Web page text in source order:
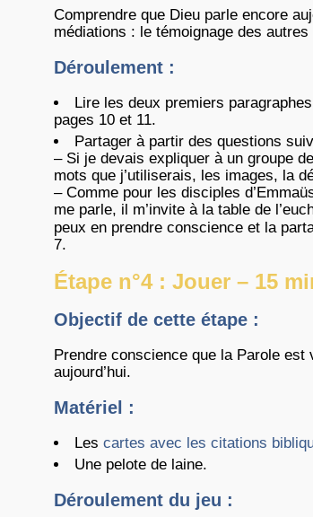
Comprendre que Dieu parle encore
médiations : le témoignage des
Déroulement :
Lire les deux premiers
pages 10 et 11.
Partager à partir des questions
– Si je devais expliquer à un groupe
mots que j’utiliserais, les images, la
– Comme pour les disciples
me parle, il m’invite à la table de
peux en prendre conscience et la
7.
Étape n°4 : Jouer – 15
Objectif de cette étape :
Prendre conscience que la Parole est
aujourd’hui.
Matériel :
Les cartes avec les citations
Une pelote de laine.
Déroulement du jeu :